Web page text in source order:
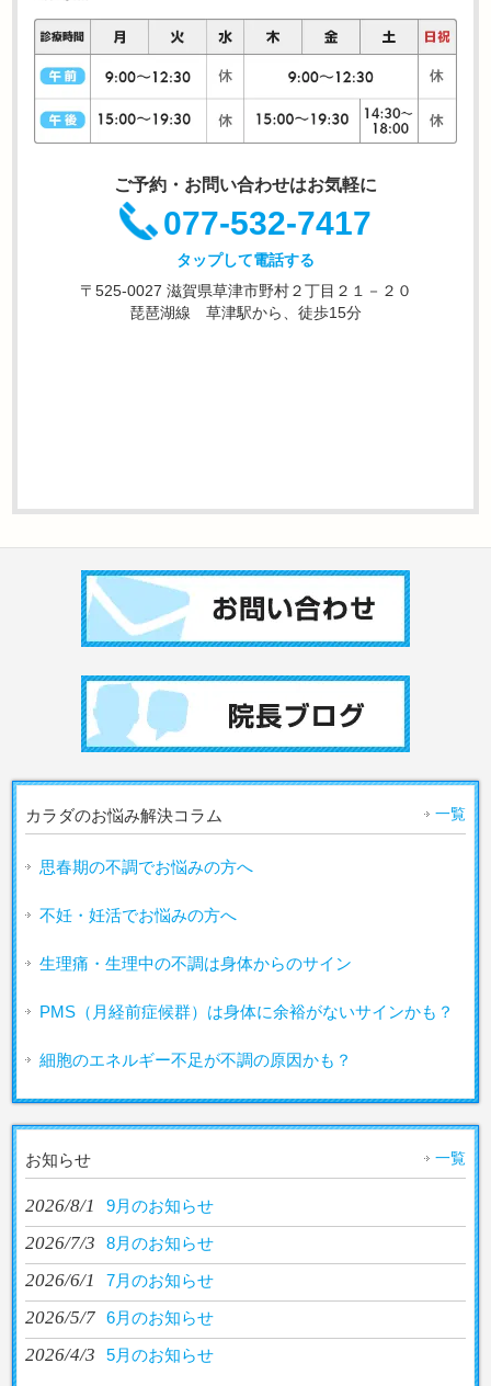
ご予約・お問い合わせはお気軽に
077-532-7417
タップして電話する
〒525-0027 滋賀県草津市野村２丁目２１－２０
琵琶湖線 草津駅から、徒歩15分
カラダのお悩み解決コラム 一覧
思春期の不調でお悩みの方へ
不妊・妊活でお悩みの方へ
生理痛・生理中の不調は身体からのサイン
PMS（月経前症候群）は身体に余裕がないサインかも？
細胞のエネルギー不足が不調の原因かも？
お知らせ 一覧
2026/8/1 9月のお知らせ
2026/7/3 8月のお知らせ
2026/6/1 7月のお知らせ
2026/5/7 6月のお知らせ
2026/4/3 5月のお知らせ